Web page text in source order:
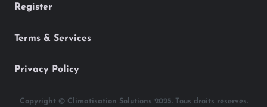
Register
Terms & Services
Privacy Policy
Copyright © Climatisation Solutions 2025. Tous droits réservés.